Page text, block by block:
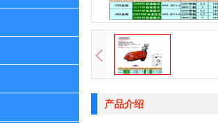
产品介绍